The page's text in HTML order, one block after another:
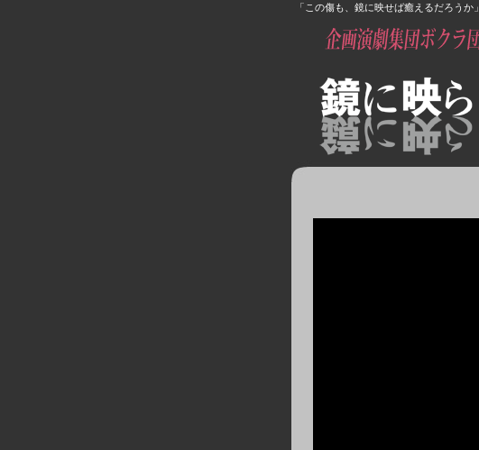
「この傷も、鏡に映せば癒えるだろうか」